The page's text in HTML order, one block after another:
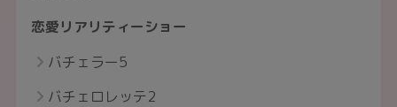
恋愛リアリティーショー
バチェラー5
バチェロレッテ2